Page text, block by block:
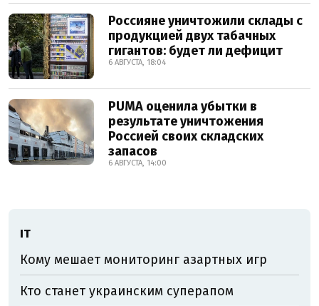
Россияне уничтожили склады с
продукцией двух табачных
гигантов: будет ли дефицит
6 АВГУСТА, 18:04
PUMA оценила убытки в
результате уничтожения
Россией своих складских
запасов
6 АВГУСТА, 14:00
ІТ
Кому мешает мониторинг азартных игр
Кто станет украинским суперапом